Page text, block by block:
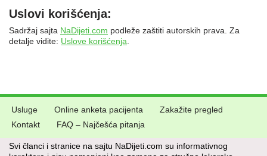
Uslovi korišćenja:
Sadržaj sajta NaDijeti.com podleže zaštiti autorskih prava. Za
detalje vidite: Uslove korišćenja.
Usluge Online anketa pacijenta
Zakažite pregled
Kontakt
FAQ – Najčešća pitanja
Svi članci i stranice na sajtu NaDijeti.com su informativnog